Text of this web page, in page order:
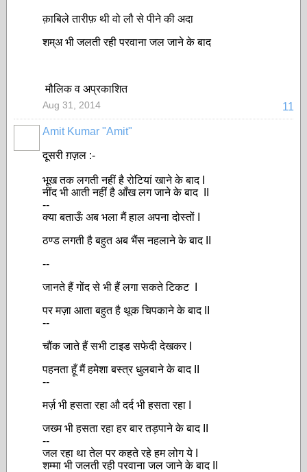
क़ाबिले तारीफ़ थी वो लौ से पीने की अदा
शम्अ भी जलती रही परवाना जल जाने के बाद
मौलिक व अप्रकाशित
11
Aug 31, 2014
Amit Kumar "Amit"
दूसरी ग़ज़ल :-
भूख तक लगती नहीं है रोटियां खाने के बाद I
नींद भी आती नहीं है आँख लग जाने के बाद II
--
क्या बताऊँ अब भला मैं हाल अपना दोस्तों I
ठण्ड लगती है बहुत अब भैंस नहलाने के बाद II
--
जानते हैं गोंद से भी हैं लगा सकते टिकट I
पर मज़ा आता बहुत है थूक चिपकाने के बाद II
--
चौंक जाते हैं सभी टाइड सफेदी देखकर I
पहनता हूँ मैं हमेशा बस्त्र धुलबाने के बाद II
--
मर्ज़ भी हसता रहा औ दर्द भी हसता रहा I
जख्म भी हसता रहा हर बार तड़पाने के बाद II
--
जल रहा था तेल पर कहते रहे हम लोग ये I
शम्मा भी जलती रही परवाना जल जाने के बाद II